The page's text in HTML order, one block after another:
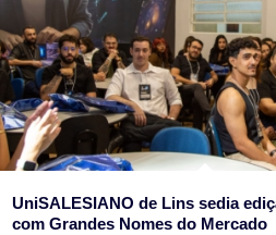
UniSALESIANO de Lins sedia
com Grandes Nomes do Mercado